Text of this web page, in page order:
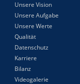
Unsere Vision
Unsere Aufgabe
Unsere Werte
Qualität
Datenschutz
Karriere
Bilanz
Videogalerie